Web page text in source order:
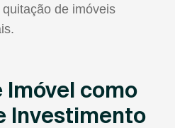
de imóveis
Imóvel como
Investimento